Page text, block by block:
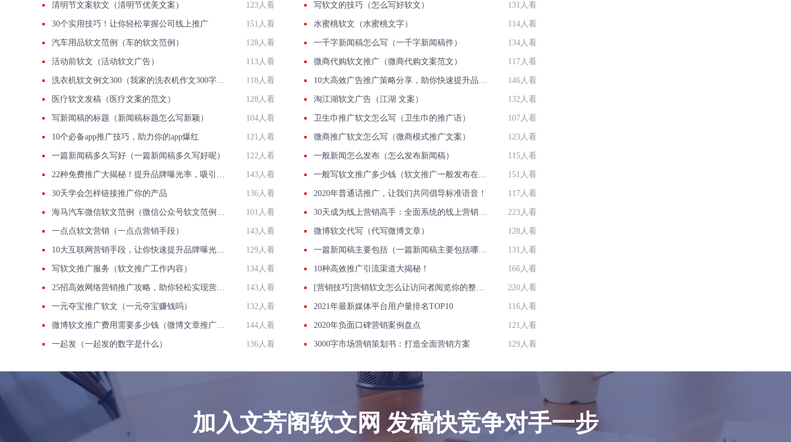
清明节文案软文（清明节优美文案） 123人看 写软文的技巧（怎么写好软文） 131人看
30个实用技巧！让你轻松掌握公司线上推广 151人看 水蜜桃软文（水蜜桃文字） 114人看
汽车用品软文范例（车的软文范例） 128人看 一千字新闻稿怎么写（一千字新闻稿件） 134人看
活动前软文（活动软文广告） 113人看 微商代购软文推广（微商代购文案范文） 117人看
洗衣机软文例文300（我家的洗衣机作文300字说明文） 118人看 10大高效广告推广策略分享，助你快速提升品牌知名度 146人看
医疗软文发稿（医疗文案的范文） 128人看 淘江湖软文广告（江湖 文案） 132人看
写新闻稿的标题（新闻稿标题怎么写新颖） 104人看 卫生巾推广软文怎么写（卫生巾的推广语） 107人看
10个必备app推广技巧，助力你的app爆红 121人看 微商推广软文怎么写（微商模式推广文案） 123人看
一篇新闻稿多久写好（一篇新闻稿多久写好呢） 122人看 一般新闻怎么发布（怎么发布新闻稿） 115人看
22种免费推广大揭秘！提升品牌曝光率，吸引潜在客户！ 143人看 一般写软文推广多少钱（软文推广一般发布在哪些平台） 151人看
30天学会怎样链接推广你的产品 136人看 2020年普通话推广，让我们共同倡导标准语音！ 117人看
海马汽车微信软文范例（微信公众号软文范例免费） 101人看 30天成为线上营销高手：全面系统的线上营销培训 223人看
一点点软文营销（一点点营销手段） 143人看 微博软文代写（代写微博文章） 128人看
10大互联网营销手段，让你快速提升品牌曝光率！ 129人看 一篇新闻稿主要包括（一篇新闻稿主要包括哪三个部分） 131人看
写软文推广服务（软文推广工作内容） 134人看 10种高效推广引流渠道大揭秘！ 166人看
25招高效网络营销推广攻略，助你轻松实现营销目标！ 143人看 [营销技巧]营销软文怎么让访问者阅览你的整篇文案 220人看
一元夺宝推广软文（一元夺宝赚钱吗） 132人看 2021年最新媒体平台用户量排名TOP10 116人看
微博软文推广费用需要多少钱（微博文章推广有用吗） 144人看 2020年负面口碑营销案例盘点 121人看
一起发（一起发的数字是什么） 136人看 3000字市场营销策划书：打造全面营销方案 129人看
加入文芳阁软文网 发稿快竞争对手一步